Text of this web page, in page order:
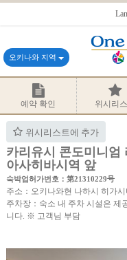
오키나와 지역
예약 확인 위시리
위시리스트에 추가
카리유시 콘도미니엄
아사히바시역 앞
숙박업허가번호：第21310229号
주소：오키나와현 나하시 히가시
주차장：숙소 내 주차 시설은 제
니다. ※ 고객님 부담